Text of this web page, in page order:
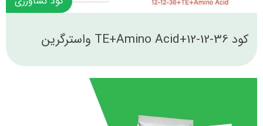
کود 36-12-12+TE+Amino Acid واسترگرین